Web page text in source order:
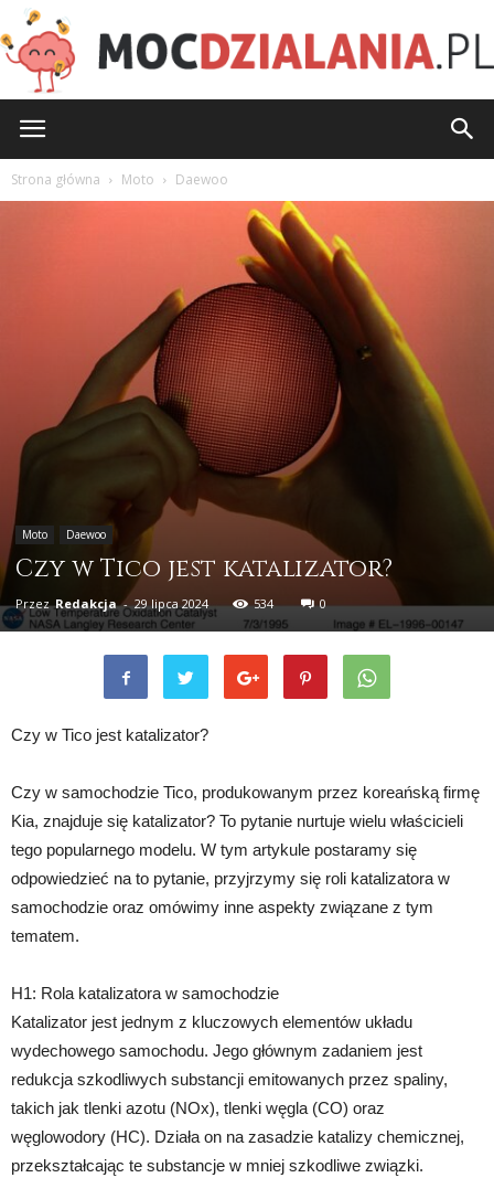
Strona główna Moto Daewoo
Moto Daewoo
Czy w Tico jest katalizator?
Przez Redakcja - 29 lipca 2024 534 0
Czy w Tico jest katalizator?
Czy w samochodzie Tico, produkowanym przez koreańską firmę
Kia, znajduje się katalizator? To pytanie nurtuje wielu właścicieli
tego popularnego modelu. W tym artykule postaramy się
odpowiedzieć na to pytanie, przyjrzymy się roli katalizatora w
samochodzie oraz omówimy inne aspekty związane z tym
tematem.
H1: Rola katalizatora w samochodzie
Katalizator jest jednym z kluczowych elementów układu
wydechowego samochodu. Jego głównym zadaniem jest
redukcja szkodliwych substancji emitowanych przez spaliny,
takich jak tlenki azotu (NOx), tlenki węgla (CO) oraz
węglowodory (HC). Działa on na zasadzie katalizy chemicznej,
przekształcając te substancje w mniej szkodliwe związki.